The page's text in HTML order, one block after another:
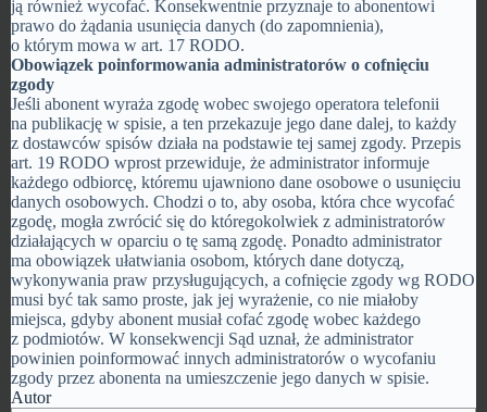
ją również wycofać. Konsekwentnie przyznaje to abonentowi
prawo do żądania usunięcia danych (do zapomnienia),
o którym mowa w art. 17 RODO.
Obowiązek poinformowania administratorów o cofnięciu
zgody
Jeśli abonent wyraża zgodę wobec swojego operatora telefonii
na publikację w spisie, a ten przekazuje jego dane dalej, to każdy
z dostawców spisów działa na podstawie tej samej zgody. Przepis
art. 19 RODO wprost przewiduje, że administrator informuje
każdego odbiorcę, któremu ujawniono dane osobowe o usunięciu
danych osobowych. Chodzi o to, aby osoba, która chce wycofać
zgodę, mogła zwrócić się do któregokolwiek z administratorów
działających w oparciu o tę samą zgodę. Ponadto administrator
ma obowiązek ułatwiania osobom, których dane dotyczą,
wykonywania praw przysługujących, a cofnięcie zgody wg RODO
musi być tak samo proste, jak jej wyrażenie, co nie miałoby
miejsca, gdyby abonent musiał cofać zgodę wobec każdego
z podmiotów. W konsekwencji Sąd uznał, że administrator
powinien poinformować innych administratorów o wycofaniu
zgody przez abonenta na umieszczenie jego danych w spisie.
Autor